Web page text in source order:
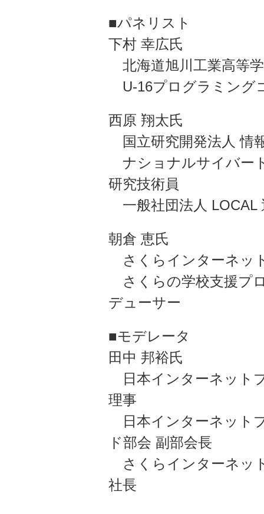
■パネリスト
下村 幸広氏
北海道旭川工業高等
U-16プログラミング
西原 翔太氏
国立研究開発法人 情
ナショナルサイバー
研究技術員
一般社団法人 LOCAL
朝倉 恵氏
さくらインターネッ
さくらの学校支援プ
デューサー
■モデレータ
田中 邦裕氏
日本インターネット
理事
日本インターネット
ド部会 副部会長
さくらインターネッ
社長